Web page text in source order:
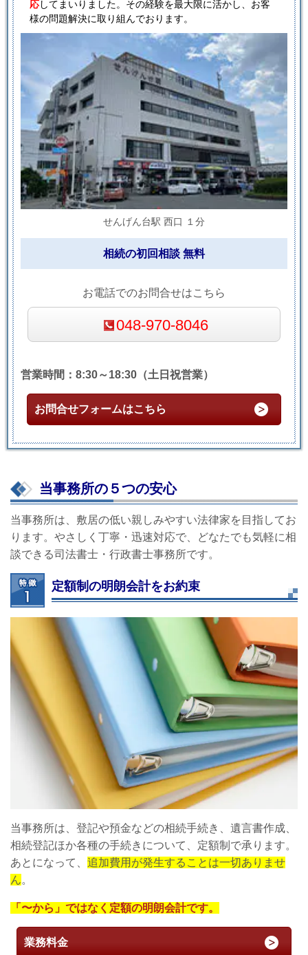
応してまいりました。その経験を最大限に活かし、お客
様の問題解決に取り組んでおります。
せんげん台駅 西口 １分
相続の初回相談 無料
お電話でのお問合せはこちら
048-970-8046
営業時間：8:30～18:30（土日祝営業）
お問合せフォームはこちら
当事務所の５つの安心
当事務所は、敷居の低い親しみやすい法律家を目指してお
ります。やさしく丁寧・迅速対応で、どなたでも気軽に相
談できる司法書士・行政書士事務所です。
定額制の明朗会計をお約束
当事務所は、登記や預金などの相続手続き、遺言書作成、
相続登記ほか各種の手続きについて、定額制で承ります。
あとになって、 追加費用が発生することは一切ありませ
ん。
「〜から」ではなく定額の明朗会計です。
業務料金